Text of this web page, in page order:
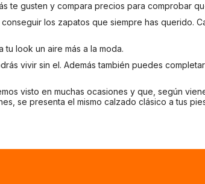
te gusten y compara precios para comprobar
los zapatos que siempre has querido.
look un aire más a la moda.
vivir sin el. Además también puedes
visto en muchas ocasiones y que, según
se presenta el mismo calzado clásico a tus